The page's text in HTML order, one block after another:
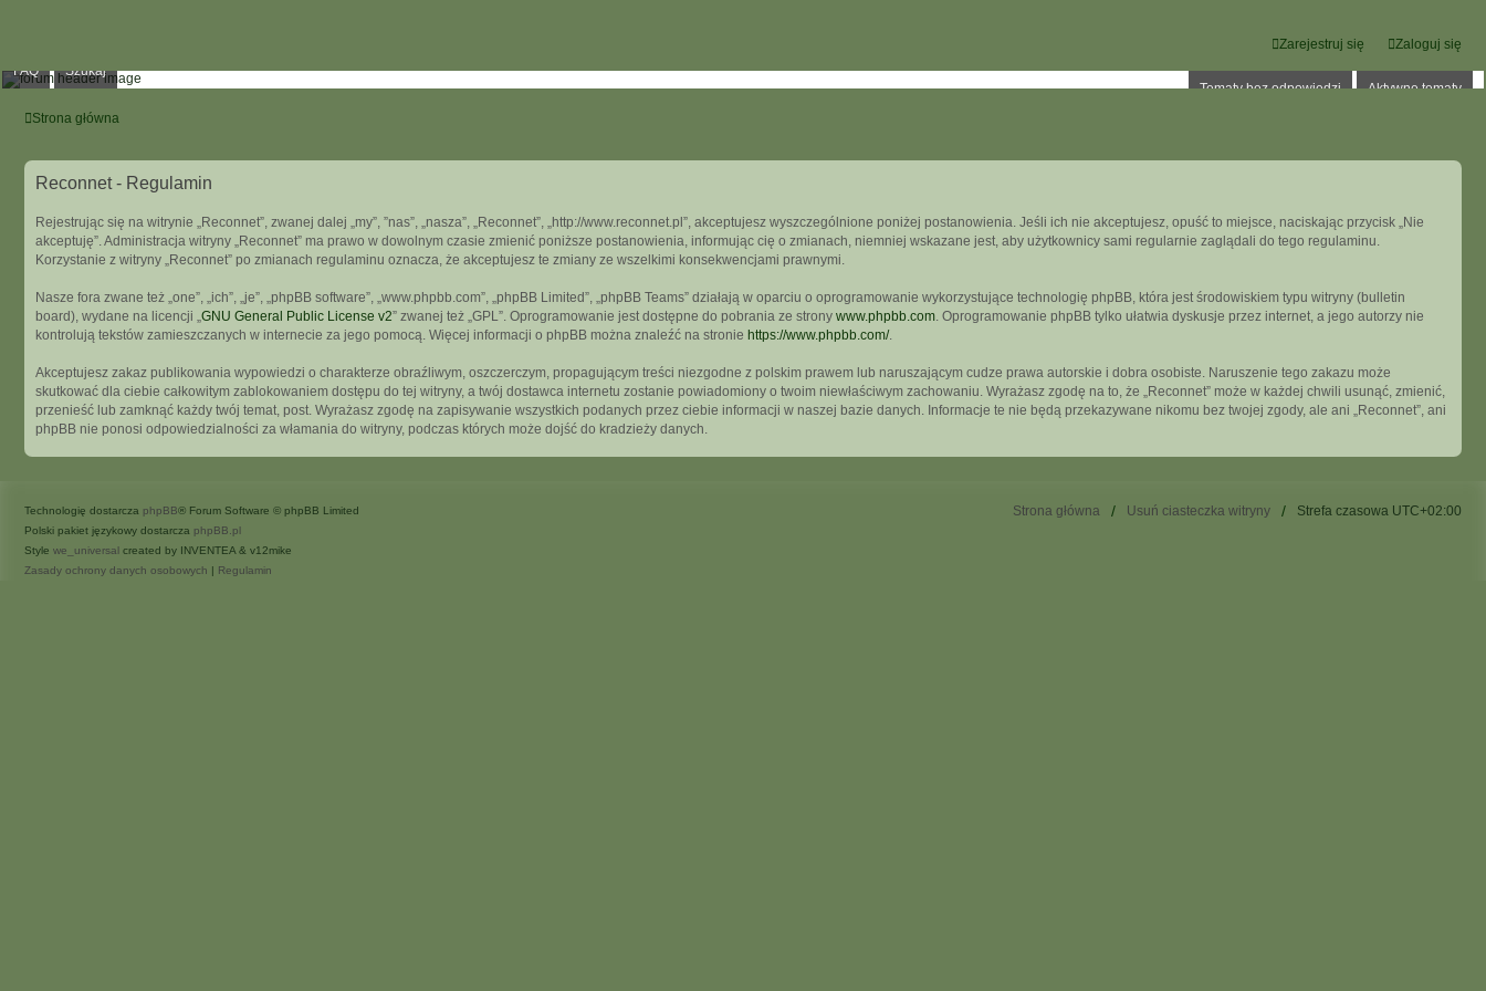
Zaloguj się
Zarejestruj się
Tematy bez odpowiedzi Aktywne tematy
FAQ Szukaj
Strona główna
Reconnet - Regulamin
Rejestrując się na witrynie „Reconnet”, zwanej dalej „my”, ”nas”, „nasza”, „Reconnet”, „http://www.reconnet.pl”, akceptujesz wyszczególnione poniżej postanowienia. Jeśli ich nie akceptujesz, opuść to miejsce, naciskając przycisk „Nie
akceptuję”. Administracja witryny „Reconnet” ma prawo w dowolnym czasie zmienić poniższe postanowienia, informując cię o zmianach, niemniej wskazane jest, aby użytkownicy sami regularnie zaglądali do tego regulaminu.
Korzystanie z witryny „Reconnet” po zmianach regulaminu oznacza, że akceptujesz te zmiany ze wszelkimi konsekwencjami prawnymi.
Nasze fora zwane też „one”, „ich”, „je”, „phpBB software”, „www.phpbb.com”, „phpBB Limited”, „phpBB Teams” działają w oparciu o oprogramowanie wykorzystujące technologię phpBB, która jest środowiskiem typu witryny (bulletin
board), wydane na licencji „GNU General Public License v2” zwanej też „GPL”. Oprogramowanie jest dostępne do pobrania ze strony www.phpbb.com. Oprogramowanie phpBB tylko ułatwia dyskusje przez internet, a jego autorzy nie
kontrolują tekstów zamieszczanych w internecie za jego pomocą. Więcej informacji o phpBB można znaleźć na stronie https://www.phpbb.com/.
Akceptujesz zakaz publikowania wypowiedzi o charakterze obraźliwym, oszczerczym, propagującym treści niezgodne z polskim prawem lub naruszającym cudze prawa autorskie i dobra osobiste. Naruszenie tego zakazu może
skutkować dla ciebie całkowitym zablokowaniem dostępu do tej witryny, a twój dostawca internetu zostanie powiadomiony o twoim niewłaściwym zachowaniu. Wyrażasz zgodę na to, że „Reconnet” może w każdej chwili usunąć, zmienić,
przenieść lub zamknąć każdy twój temat, post. Wyrażasz zgodę na zapisywanie wszystkich podanych przez ciebie informacji w naszej bazie danych. Informacje te nie będą przekazywane nikomu bez twojej zgody, ale ani „Reconnet”, ani
phpBB nie ponosi odpowiedzialności za włamania do witryny, podczas których może dojść do kradzieży danych.
Strona główna Usuń ciasteczka witryny Strefa czasowa UTC+02:00
Technologię dostarcza phpBB® Forum Software © phpBB Limited
Polski pakiet językowy dostarcza phpBB.pl
Style we_universal created by INVENTEA & v12mike
Zasady ochrony danych osobowych | Regulamin